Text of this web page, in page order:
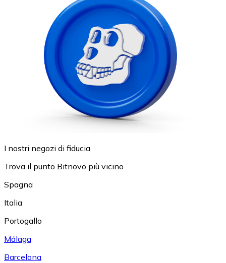
I nostri negozi di fiducia
Trova il punto Bitnovo più vicino
Spagna
Italia
Portogallo
Málaga
Barcelona